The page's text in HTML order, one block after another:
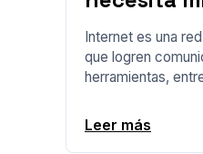
Internet es una
que logren
herramientas,
Leer más